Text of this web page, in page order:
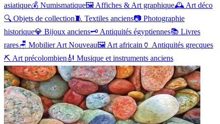
asiatique💰 Numismatique🖼️ Affiches & Art graphique🕰️ Art déco
🔍 Objets de collection🧵 Textiles anciens📷 Photographie
historique💎 Bijoux anciens🗝️ Antiquités égyptiennes📚 Livres
rares🪑 Mobilier Art Nouveau🖼️ Art africain 🏺 Antiquités grecques
⛏️ Art précolombien🎻 Musique et instruments anciens